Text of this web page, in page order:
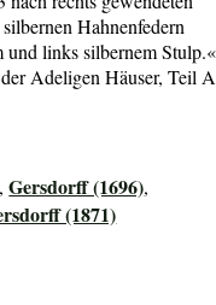
Hahnenfedern
und links silbernem
Adeligen Häuser, Teil
,Gersdorff (1696),
(1871)